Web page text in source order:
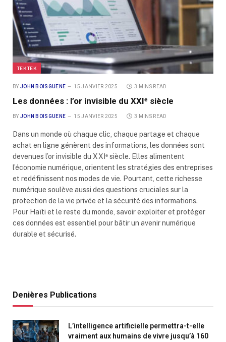
TEKTEK
BY JOHN BOISGUENE 15 JANVIER 2025 3 MINS READ
Les données : l’or invisible du XXIᵉ siècle
BY JOHN BOISGUENE 15 JANVIER 2025 3 MINS READ
Dans un monde où chaque clic, chaque partage et chaque
achat en ligne génèrent des informations, les données sont
devenues l’or invisible du XXIᵉ siècle. Elles alimentent
l’économie numérique, orientent les stratégies des entreprises
et redéfinissent nos modes de vie. Pourtant, cette richesse
numérique soulève aussi des questions cruciales sur la
protection de la vie privée et la sécurité des informations.
Pour Haïti et le reste du monde, savoir exploiter et protéger
ces données est essentiel pour bâtir un avenir numérique
durable et sécurisé.
Denières Publications
L’intelligence artificielle permettra-t-elle
vraiment aux humains de vivre jusqu’à 160